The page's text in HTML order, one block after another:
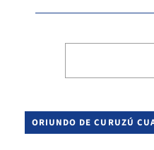
ORIUNDO DE CURUZÚ